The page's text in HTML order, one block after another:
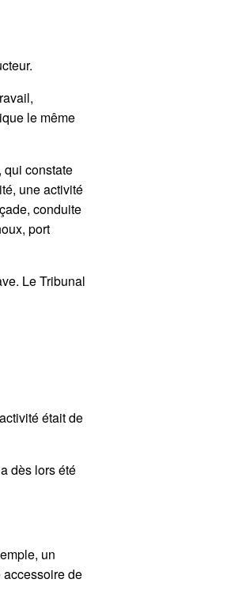
le même
qui constate
une activité
conduite
port
Le Tribunal
était de
dès lors été
un
accessoire de